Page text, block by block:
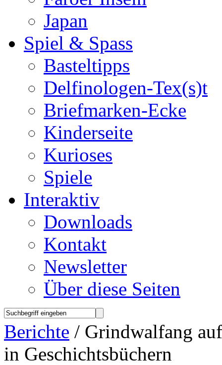
Japan
Spiel & Spass
Basteltipps
Delfinologen-Tex(s)t
Briefmarken-Ecke
Kinderseite
Kurioses
Spiele
Interaktiv
Downloads
Kontakt
Newsletter
Über diese Seiten
Berichte / Grindwalfang
in Geschichtsbüchern